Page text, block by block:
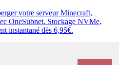
votre serveur Minecraft,
OneSubnet. Stockage NVMe,
instantané dès 6,95€.